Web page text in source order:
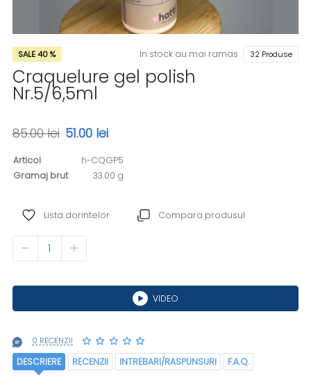
SALE 40 % In stock au mai ramas 32 Produse
Craquelure gel polish
Nr.5/6,5ml
85.00 lei 51.00 lei
Articol
h-CQGP5
Gramaj brut
33.00 g
Lista dorintelor Compara produsul
VIDEO
0 RECENZII
DESCRIERE RECENZII INTREBARI/RASPUNSURI F.A.Q.